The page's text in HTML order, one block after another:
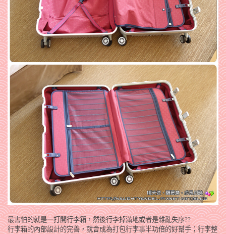
最害怕的就是一打開行李箱，然後行李掉滿地或者是雜亂失序??
行李箱的內部設計的完善，就會成為打包行李事半功倍的好幫手；行李整